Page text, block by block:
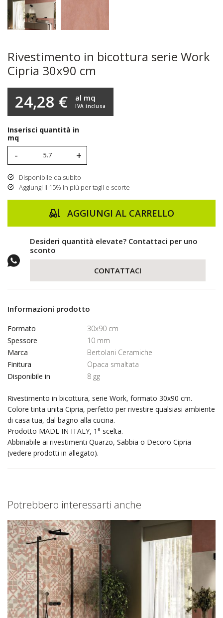
Rivestimento in bicottura serie Work
Cipria 30x90 cm
24,28 € IVA inclusa
al mq
Inserisci quantità in
mq
- +
Disponibile da subito
Aggiungi il 15% in più per tagli e scorte
AGGIUNGI AL CARRELLO
Desideri quantità elevate? Contattaci per uno
sconto
CONTATTACI
Informazioni prodotto
Formato
30x90 cm
Spessore
10 mm
Marca
Bertolani Ceramiche
Finitura
Opaca smaltata
Disponibile in
8 gg
Rivestimento in bicottura, serie Work, formato 30x90 cm.
Colore tinta unita Cipria, perfetto per rivestire qualsiasi ambiente
di casa tua, dal bagno alla cucina.
Prodotto MADE IN ITALY, 1° scelta.
Abbinabile ai rivestimenti Quarzo, Sabbia o Decoro Cipria
(vedere prodotti in allegato).
Potrebbero interessarti anche